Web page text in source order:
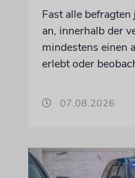
Fast alle
an, innerhalb der
mindestens einen
erlebt oder
07.08.2026